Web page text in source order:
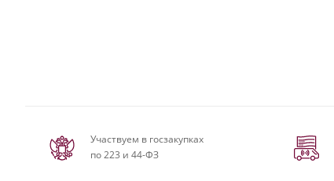
Участвуем в госзакупках
по 223 и 44-ФЗ